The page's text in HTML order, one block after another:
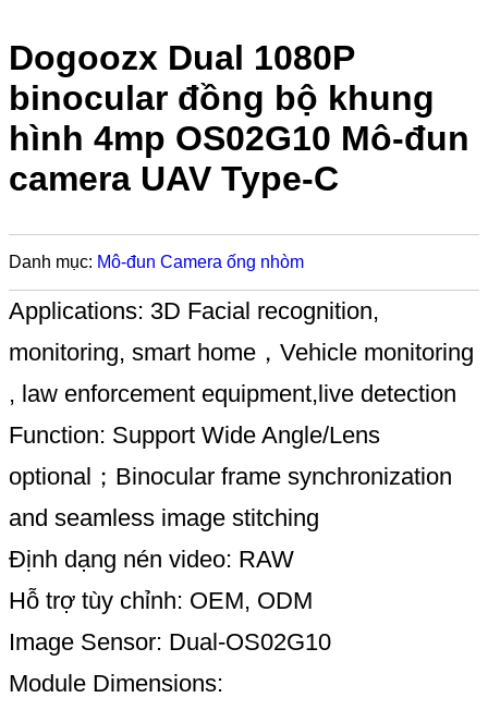
Dogoozx Dual 1080P
binocular đồng bộ khung
hình 4mp OS02G10 Mô-đun
camera UAV Type-C
Applications: 3D Facial recognition,
monitoring, smart home，Vehicle monitoring
, law enforcement equipment,live detection
Function: Support Wide Angle/Lens
optional；Binocular frame synchronization
and seamless image stitching
Định dạng nén video: RAW
Hỗ trợ tùy chỉnh: OEM, ODM
Image Sensor: Dual-OS02G10
Module Dimensions:
Danh mục: Mô-đun Camera ống nhòm